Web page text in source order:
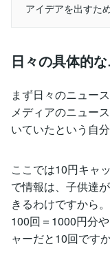
アイデアを出すた
日々の具体的
まず日々のニュー
メディアのニュー
いていたという自
ここでは10円キャ
で情報は、子供達
きるわけですから
100回＝1000円分
ャーだと10回です